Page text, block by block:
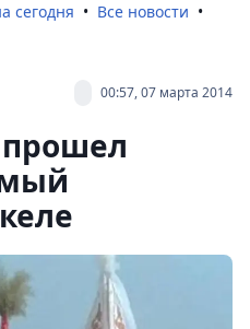
сегодня
Все новости
00:57, 07 марта 2014